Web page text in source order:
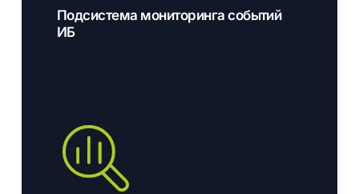
Подсистема мониторинга событий
ИБ